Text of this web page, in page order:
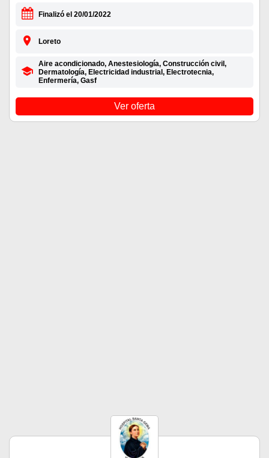
Finalizó el 20/01/2022
Loreto
Aire acondicionado, Anestesiología, Construcción civil,
Dermatología, Electricidad industrial, Electrotecnia,
Enfermería, Gasf
Ver oferta